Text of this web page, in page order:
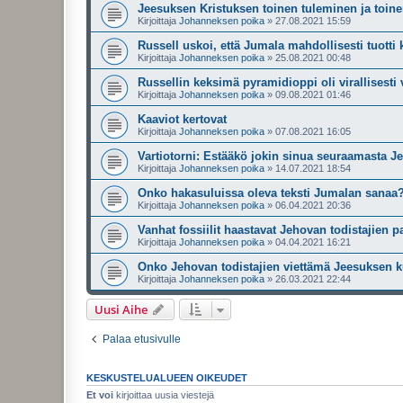
Jeesuksen Kristuksen toinen tuleminen ja
Kirjoittaja Johanneksen poika » 27.08.2021 15:59
Russell uskoi, että Jumala mahdollisesti
Kirjoittaja Johanneksen poika » 25.08.2021 00:48
Russellin keksimä pyramidioppi oli virallisesti
Kirjoittaja Johanneksen poika » 09.08.2021 01:46
Kaaviot kertovat
Kirjoittaja Johanneksen poika » 07.08.2021 16:05
Vartiotorni: Estääkö jokin sinua seuraamasta
Kirjoittaja Johanneksen poika » 14.07.2021 18:54
Onko hakasuluissa oleva teksti Jumalan
Kirjoittaja Johanneksen poika » 06.04.2021 20:36
Vanhat fossiilit haastavat Jehovan todistajien
Kirjoittaja Johanneksen poika » 04.04.2021 16:21
Onko Jehovan todistajien viettämä Jeesuksen
Kirjoittaja Johanneksen poika » 26.03.2021 22:44
Uusi Aihe
Palaa etusivulle
KESKUSTELUALUEEN OIKEUDET
Et voi kirjoittaa uusia viestejä